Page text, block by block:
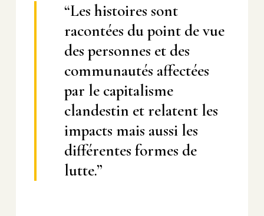
“Les histoires sont
racontées du point de vue
des personnes et des
communautés affectées
par le capitalisme
clandestin et relatent les
impacts mais aussi les
différentes formes de
lutte.”